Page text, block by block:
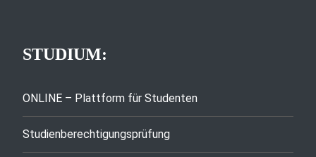
STUDIUM:
ONLINE – Plattform für Studenten
Studienberechtigungsprüfung